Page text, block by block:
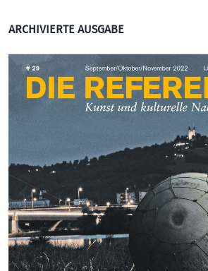
ARCHIVIERTE AUSGABE